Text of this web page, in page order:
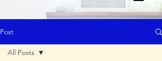
Post
All Posts